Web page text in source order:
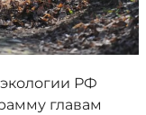
РФ
главам